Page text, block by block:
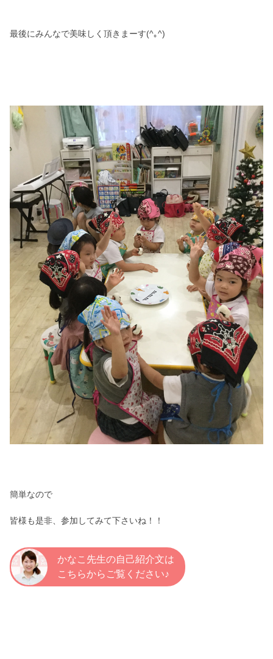
最後にみんなで美味しく頂きまーす(^｡^)
簡単なので
皆様も是非、参加してみて下さいね！！
かなこ先生の自己紹介文は
こちらからご覧ください♪